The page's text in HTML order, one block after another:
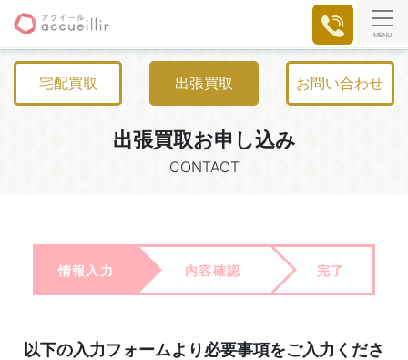
MENU
宅配買取 出張買取 お問い合わせ
出張買取お申し込み
CONTACT
情報入力 内容確認 完了
以下の入力フォームより必要事項をご入力くださ